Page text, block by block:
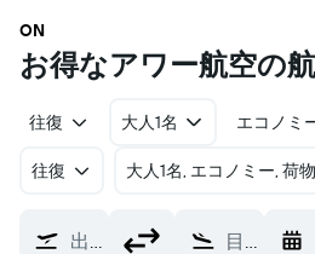
ON
お得なアワー航空​の
往復 大人1名 エコノミ
往復 大人1名, エコノミー, 荷
出発地 目的地